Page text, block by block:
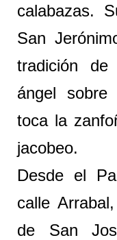
calabazas.
San
tradición de
ángel
toca la
jacobeo.
Desde el
calle
de San